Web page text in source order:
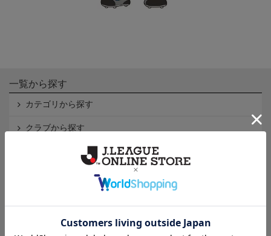
一覧から探す
カテゴリから探す
クラブから探す
Ｊ2
インフォメーション